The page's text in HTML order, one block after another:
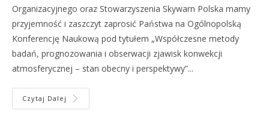
Organizacyjnego oraz Stowarzyszenia Skywarn Polska mamy
przyjemność i zaszczyt zaprosić Państwa na Ogólnopolską
Konferencję Naukową pod tytułem „Współczesne metody
badań, prognozowania i obserwacji zjawisk konwekcji
atmosferycznej – stan obecny i perspektywy”...
Czytaj Dalej